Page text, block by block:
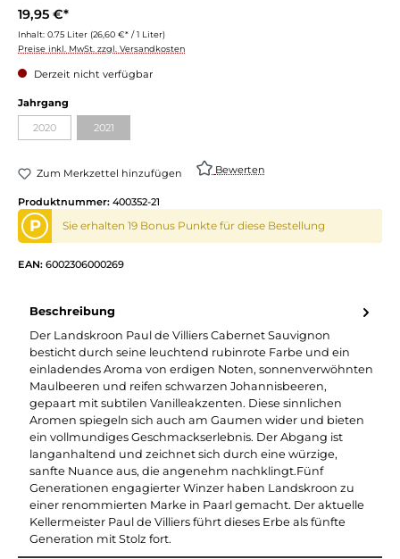
19,95 €*
Inhalt: 0.75 Liter (26,60 €* / 1 Liter)
Preise inkl. MwSt. zzgl. Versandkosten
Derzeit nicht verfügbar
Jahrgang
2020 2021
Zum Merkzettel hinzufügen Bewerten
Produktnummer: 400352-21
P Sie erhalten 19 Bonus Punkte für diese Bestellung
EAN: 6002306000269
Beschreibung
Der Landskroon Paul de Villiers Cabernet Sauvignon
besticht durch seine leuchtend rubinrote Farbe und ein
einladendes Aroma von erdigen Noten, sonnenverwöhnten
Maulbeeren und reifen schwarzen Johannisbeeren,
gepaart mit subtilen Vanilleakzenten. Diese sinnlichen
Aromen spiegeln sich auch am Gaumen wider und bieten
ein vollmundiges Geschmackserlebnis. Der Abgang ist
langanhaltend und zeichnet sich durch eine würzige,
sanfte Nuance aus, die angenehm nachklingt.Fünf
Generationen engagierter Winzer haben Landskroon zu
einer renommierten Marke in Paarl gemacht. Der aktuelle
Kellermeister Paul de Villiers führt dieses Erbe als fünfte
Generation mit Stolz fort.